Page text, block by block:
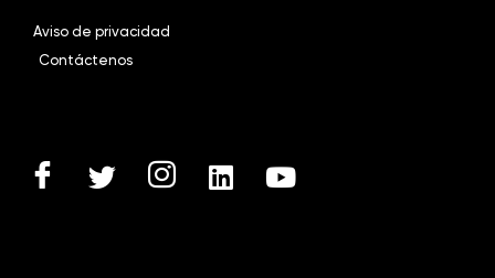
Aviso de privacidad
Contáctenos